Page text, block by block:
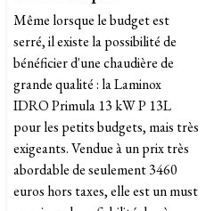
Même lorsque le budget est
serré, il existe la possibilité de
bénéficier d'une chaudière de
grande qualité : la Laminox
IDRO Primula 13 kW P 13L
pour les petits budgets, mais très
exigeants. Vendue à un prix très
abordable de seulement 3460
euros hors taxes, elle est un must